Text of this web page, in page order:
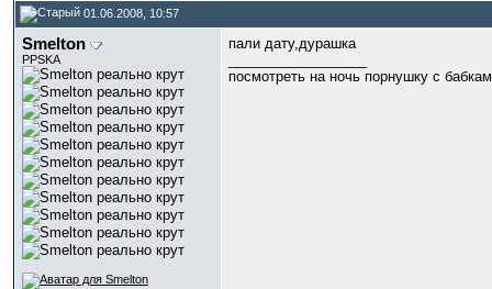
01.06.2008, 10:57
Smelton
PPSKA
пали дату,дурашка
посмотреть на ночь порнушку с